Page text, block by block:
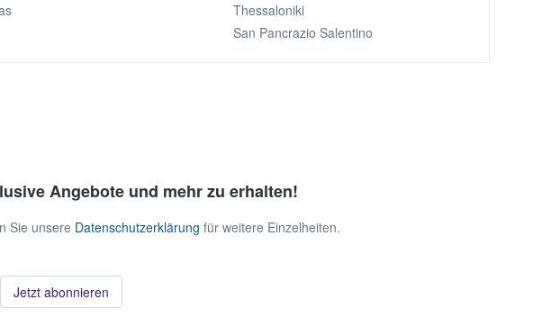
Thessaloniki
San Pancrazio Salentino
Angebote und mehr zu erhalten!
Sie unsere Datenschutzerklärung für weitere Einzelheiten.
Jetzt abonnieren